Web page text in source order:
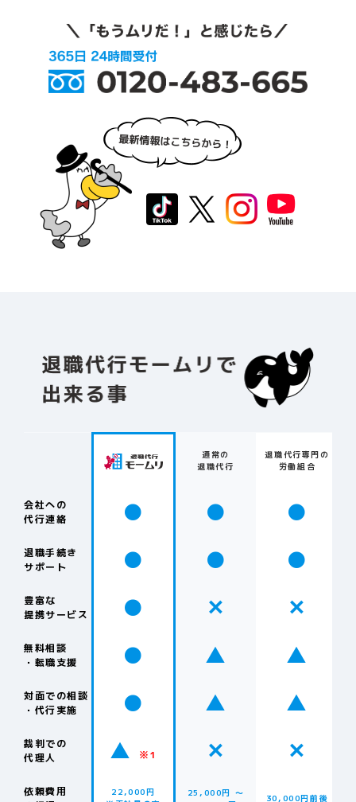
通常の
退職代行
退職代行専門の
労働組合
会社への
代行連絡
● ● ●
退職手続き
サポート
● ● ●
豊富な
提携サービス
● ✕ ✕
無料相談
・転職支援
● ▲ ▲
対面での相談
・代行実施
● ▲ ▲
裁判での
代理人
▲ ※1 ✕ ✕
依頼費用
22,000円
25,000円 〜
30,000円前後